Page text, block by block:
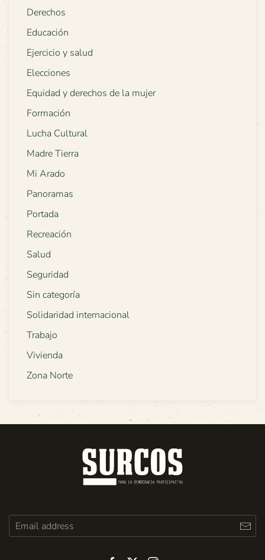
Derechos
Educación
Ejercicio y salud
Elecciones
Equidad y derechos de la mujer
Formación
Lucha Cultural
Madre Tierra
Mi Arado
Panoramas
Portada
Recreación
Salud
Seguridad
Sin categoría
Solidaridad internacional
Trabajo
Vivienda
Zona Norte